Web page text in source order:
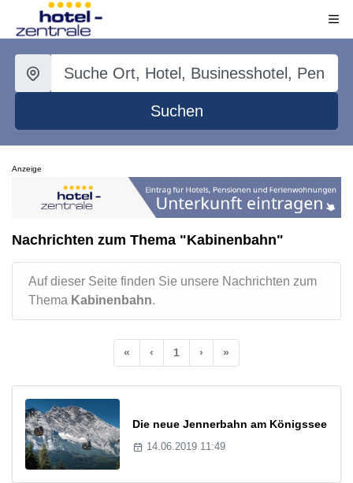
Suchen
Anzeige
Nachrichten zum Thema "Kabinenbahn"
Auf dieser Seite finden Sie unsere Nachrichten zum
Thema Kabinenbahn.
« ‹ 1 › »
Die neue Jennerbahn am Königssee
14.06.2019 11:49